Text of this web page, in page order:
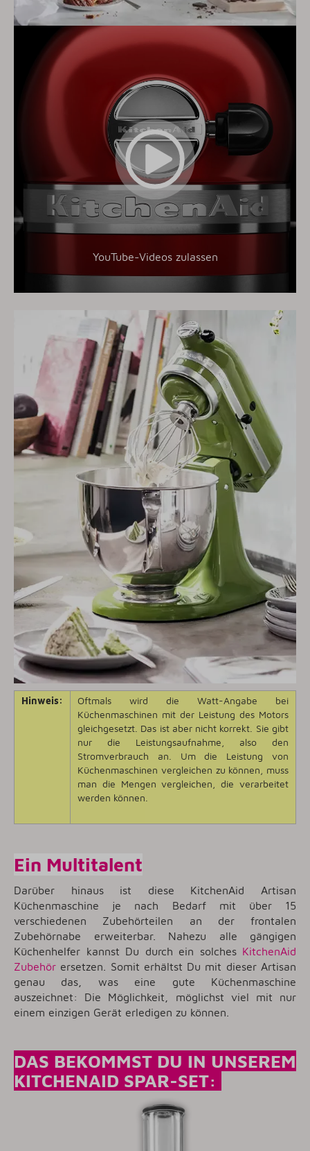
YouTube-Videos zulassen
Hinweis:
Oftmals wird die Watt-Angabe bei
Küchenmaschinen mit der Leistung des Motors
gleichgesetzt. Das ist aber nicht korrekt. Sie gibt
nur die Leistungsaufnahme, also den
Stromverbrauch an. Um die Leistung von
Küchenmaschinen vergleichen zu können, muss
man die Mengen vergleichen, die verarbeitet
werden können.
Ein Multitalent
Darüber hinaus ist diese KitchenAid Artisan
Küchenmaschine je nach Bedarf mit über 15
verschiedenen Zubehörteilen an der frontalen
Zubehörnabe erweiterbar. Nahezu alle gängigen
Küchenhelfer kannst Du durch ein solches KitchenAid
Zubehör ersetzen. Somit erhältst Du mit dieser Artisan
genau das, was eine gute Küchenmaschine
auszeichnet: Die Möglichkeit, möglichst viel mit nur
einem einzigen Gerät erledigen zu können.
DAS BEKOMMST DU IN UNSEREM
KITCHENAID SPAR-SET: